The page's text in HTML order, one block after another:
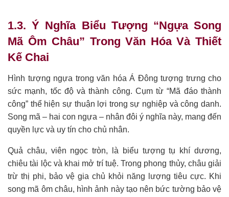
1.3. Ý Nghĩa Biểu Tượng “Ngựa Song
Mã Ôm Châu” Trong Văn Hóa Và Thiết
Kế Chai
Hình tượng ngựa trong văn hóa Á Đông tượng trưng cho
sức mạnh, tốc độ và thành công. Cụm từ “Mã đáo thành
công” thể hiện sự thuận lợi trong sự nghiệp và công danh.
Song mã – hai con ngựa – nhân đôi ý nghĩa này, mang đến
quyền lực và uy tín cho chủ nhân.
Quả châu, viên ngọc tròn, là biểu tượng tụ khí dương,
chiêu tài lộc và khai mở trí tuệ. Trong phong thủy, châu giải
trừ thị phi, bảo vệ gia chủ khỏi năng lượng tiêu cực. Khi
song mã ôm châu, hình ảnh này tạo nên bức tường bảo vệ